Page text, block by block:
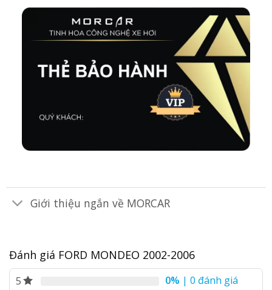
Giới thiệu ngắn về MORCAR
Đánh giá FORD MONDEO 2002-2006
5 0% | 0 đánh giá